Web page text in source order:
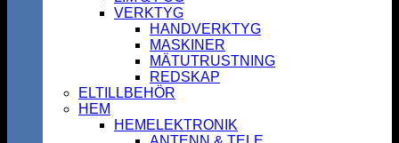
VERKTYG
HANDVERKTYG
MASKINER
MÄTUTRUSTNING
REDSKAP
ELTILLBEHÖR
HEM
HEMELEKTRONIK